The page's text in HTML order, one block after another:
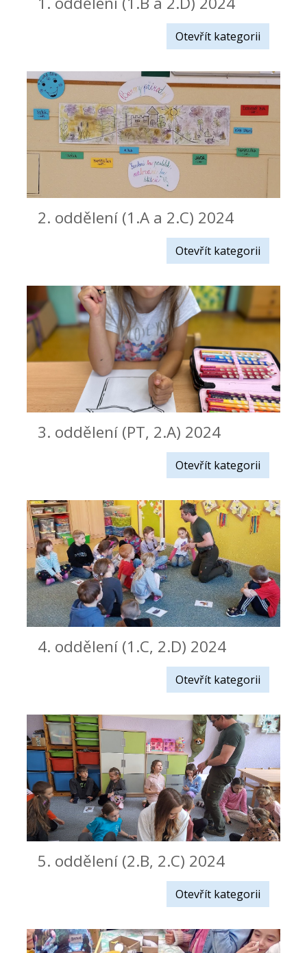
Otevřít kategorii
2. oddělení (1.A a 2.C) 2024
Otevřít kategorii
3. oddělení (PT, 2.A) 2024
Otevřít kategorii
4. oddělení (1.C, 2.D) 2024
Otevřít kategorii
5. oddělení (2.B, 2.C) 2024
Otevřít kategorii